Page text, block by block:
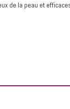
de la peau et